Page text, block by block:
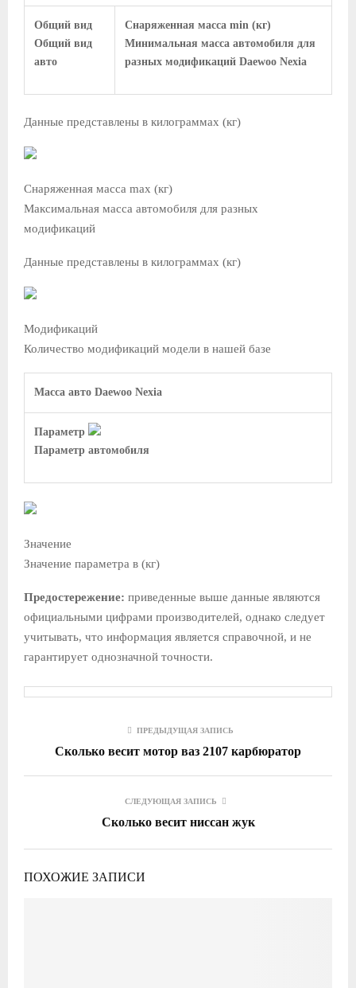
Общий вид
Общий вид
авто
Снаряженная масса min (кг)
Минимальная масса автомобиля для
разных модификаций Daewoo Nexia
Данные представлены в килограммах (кг)
Снаряженная масса max (кг)
Максимальная масса автомобиля для разных
модификаций
Данные представлены в килограммах (кг)
Модификаций
Количество модификаций модели в нашей базе
Масса авто Daewoo Nexia
Параметр
Параметр автомобиля
Значение
Значение параметра в (кг)
Предостережение: приведенные выше данные являются
официальными цифрами производителей, однако следует
учитывать, что информация является справочной, и не
гарантирует однозначной точности.
ПРЕДЫДУЩАЯ ЗАПИСЬ
Сколько весит мотор ваз 2107 карбюратор
СЛЕДУЮЩАЯ ЗАПИСЬ
Сколько весит ниссан жук
ПОХОЖИЕ ЗАПИСИ